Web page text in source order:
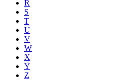
R
S
T
U
V
W
X
Y
Z